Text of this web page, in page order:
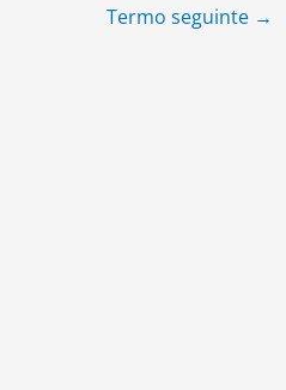
Termo seguinte →